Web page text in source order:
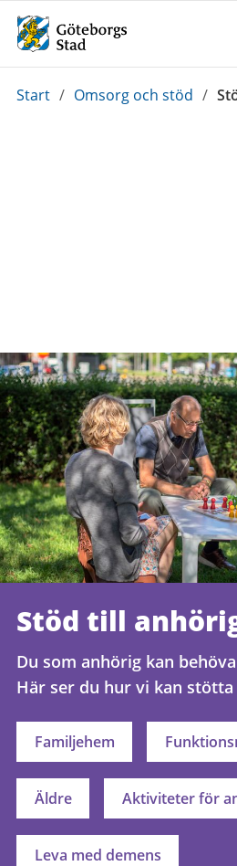
Du
Start / Omsorg och stöd /
Stöd till
Du som anhörig kan
Här ser du hur vi kan stötta
Familjehem
Äldre Aktiviteter för
Leva med demens